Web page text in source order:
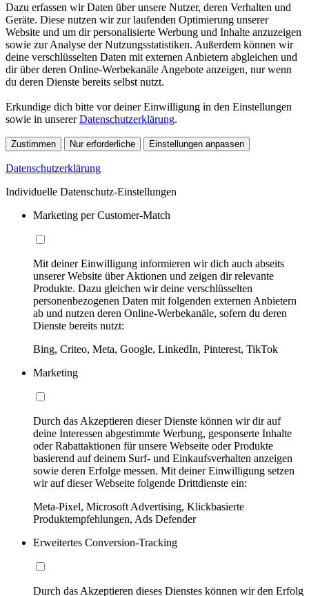
Dazu erfassen wir Daten über unsere Nutzer, deren Verhalten und
Geräte. Diese nutzen wir zur laufenden Optimierung unserer
Website und um dir personalisierte Werbung und Inhalte anzuzeigen
sowie zur Analyse der Nutzungsstatistiken. Außerdem können wir
deine verschlüsselten Daten mit externen Anbietern abgleichen und
dir über deren Online-Werbekanäle Angebote anzeigen, nur wenn
du deren Dienste bereits selbst nutzt.
Erkundige dich bitte vor deiner Einwilligung in den Einstellungen
sowie in unsererDatenschutzerklärung.
Zustimmen Nur erforderliche Einstellungen anpassen
Datenschutzerklärung
Individuelle Datenschutz-Einstellungen
Marketing per Customer-Match
Mit deiner Einwilligung informieren wir dich auch abseits
unserer Website über Aktionen und zeigen dir relevante
Produkte. Dazu gleichen wir deine verschlüsselten
personenbezogenen Daten mit folgenden externen Anbietern
ab und nutzen deren Online-Werbekanäle, sofern du deren
Dienste bereits nutzt:
Bing, Criteo, Meta, Google, LinkedIn, Pinterest, TikTok
Marketing
Durch das Akzeptieren dieser Dienste können wir dir auf
deine Interessen abgestimmte Werbung, gesponserte Inhalte
oder Rabattaktionen für unsere Webseite oder Produkte
basierend auf deinem Surf- und Einkaufsverhalten anzeigen
sowie deren Erfolge messen. Mit deiner Einwilligung setzen
wir auf dieser Webseite folgende Drittdienste ein:
Meta-Pixel, Microsoft Advertising, Klickbasierte
Produktempfehlungen, Ads Defender
Erweitertes Conversion-Tracking
Durch das Akzeptieren dieses Dienstes können wir den Erfolg